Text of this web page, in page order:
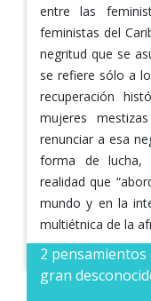
entre las
feministas del
negritud que se
se refiere sólo a
recuperación
mujeres
renunciar a esa
forma de lucha,
realidad que
mundo y en la
multiétnica de la
2 pensamientos
gran